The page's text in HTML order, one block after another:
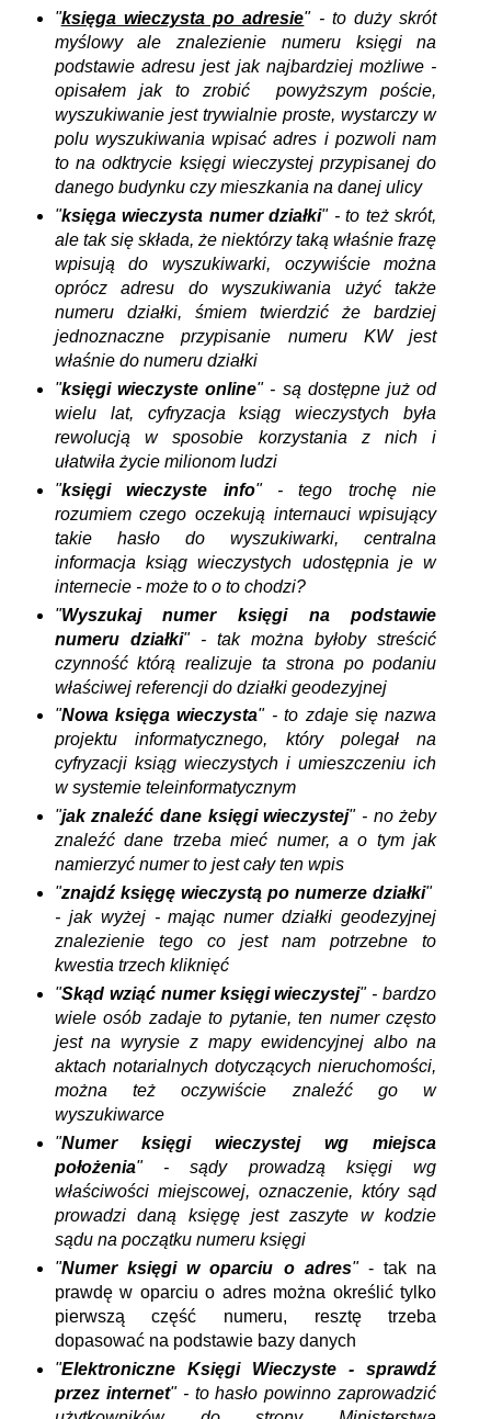
"księga wieczysta po adresie" - to duży skrót
myślowy ale znalezienie numeru księgi na
podstawie adresu jest jak najbardziej możliwe -
opisałem jak to zrobić powyższym poście,
wyszukiwanie jest trywialnie proste, wystarczy w
polu wyszukiwania wpisać adres i pozwoli nam
to na odktrycie księgi wieczystej przypisanej do
danego budynku czy mieszkania na danej ulicy
"księga wieczysta numer działki" - to też skrót,
ale tak się składa, że niektórzy taką właśnie frazę
wpisują do wyszukiwarki, oczywiście można
oprócz adresu do wyszukiwania użyć także
numeru działki, śmiem twierdzić że bardziej
jednoznaczne przypisanie numeru KW jest
właśnie do numeru działki
"księgi wieczyste online" - są dostępne już od
wielu lat, cyfryzacja ksiąg wieczystych była
rewolucją w sposobie korzystania z nich i
ułatwiła życie milionom ludzi
"księgi wieczyste info" - tego trochę nie
rozumiem czego oczekują internauci wpisujący
takie hasło do wyszukiwarki, centralna
informacja ksiąg wieczystych udostępnia je w
internecie - może to o to chodzi?
"Wyszukajnumerksięgi na podstawie
numeru działki" - tak można byłoby streścić
czynność którą realizuje ta strona po podaniu
właściwej referencji do działki geodezyjnej
"Nowa księga wieczysta" - to zdaje się nazwa
projektu informatycznego, który polegał na
cyfryzacji ksiąg wieczystych i umieszczeniu ich
w systemie teleinformatycznym
"jak znaleźć dane księgi wieczystej" - no żeby
znaleźć dane trzeba mieć numer, a o tym jak
namierzyć numer to jest cały ten wpis
"znajdź księgę wieczystą po numerze działki"
- jak wyżej - mając numer działki geodezyjnej
znalezienie tego co jest nam potrzebne to
kwestia trzech kliknięć
"Skąd wziąć numer księgi wieczystej" - bardzo
wiele osób zadaje to pytanie, ten numer często
jest na wyrysie z mapy ewidencyjnej albo na
aktach notarialnych dotyczących nieruchomości,
można też oczywiście znaleźć go w
wyszukiwarce
"Numer księgi wieczystej wg miejsca
położenia" - sądy prowadzą księgi wg
właściwości miejscowej, oznaczenie, który sąd
prowadzi daną księgę jest zaszyte w kodzie
sądu na początku numeru księgi
"Numer księgi w oparciu o adres"- tak na
prawdę w oparciu o adres można określić tylko
pierwszą część numeru, resztę trzeba
dopasować na podstawie bazy danych
"Elektroniczne Księgi Wieczyste - sprawdź
przez internet" - to hasło powinno zaprowadzić